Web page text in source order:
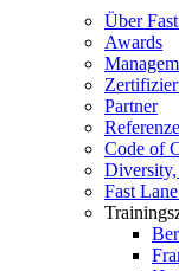
Über
Awards
Partner
Code of
Fast